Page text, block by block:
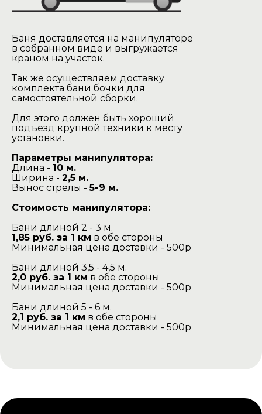
Баня доставляется на манипуляторе
в собранном виде и выгружается
краном на участок.
Так же осуществляем доставку
комплекта бани бочки для
самостоятельной сборки.
Для этого должен быть хороший
подъезд крупной техники к месту
установки.
Параметры манипулятора:
Длина - 10 м.
Ширина - 2,5 м.
Вынос стрелы -5-9 м.
Стоимость манипулятора:
Бани длиной 2 - 3 м.
1,85 руб. за 1 км в обе стороны
Минимальная цена доставки - 500р
Бани длиной 3,5 - 4,5 м.
2,0 руб. за 1 км в обе стороны
Минимальная цена доставки - 500р
Бани длиной 5 - 6 м.
2,1 руб. за 1 км в обе стороны
Минимальная цена доставки - 500р